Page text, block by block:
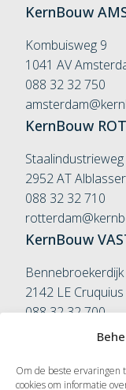
Om de beste ervaringen
cookies om informatie
KernBouw
Kombuisweg 9
1041 AV
088 32 32 750
KernBouw
2952 AT
088 32 32 710
KernBouw
2142 LE Cruquius
088 32 32 700